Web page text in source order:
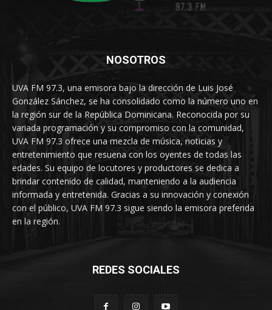
NOSOTROS
UVA FM 97.3, una emisora bajo la dirección de Luis José
González Sánchez, se ha consolidado como la número uno en
la región sur de la República Dominicana. Reconocida por su
variada programación y su compromiso con la comunidad,
UVA FM 97.3 ofrece una mezcla de música, noticias y
entretenimiento que resuena con los oyentes de todas las
edades. Su equipo de locutores y productores se dedica a
brindar contenido de calidad, manteniendo a la audiencia
informada y entretenida. Gracias a su innovación y conexión
con el público, UVA FM 97.3 sigue siendo la emisora preferida
en la región.
REDES SOCIALES